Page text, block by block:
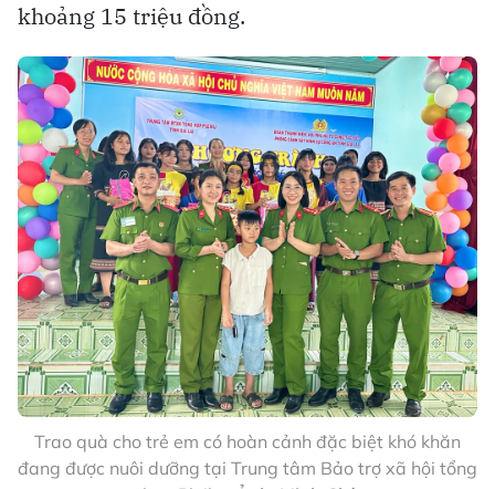
khoảng 15 triệu đồng.
Trao quà cho trẻ em có hoàn cảnh đặc biệt khó khăn
đang được nuôi dưỡng tại Trung tâm Bảo trợ xã hội tổng